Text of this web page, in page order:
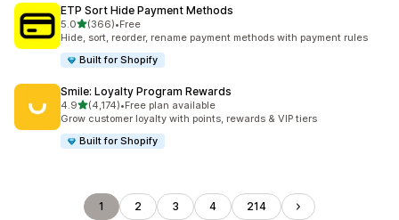
ETP Sort Hide Payment Methods
5.0별 5개 중
(366)
총 리뷰 366개
•Free
Hide, sort, reorder, rename payment methods with payment rules
Built for Shopify
Smile: Loyalty Program Rewards
4.9별 5개 중
(4,174)
총 리뷰 4174개
•Free plan available
Grow customer loyalty with points, rewards & VIP tiers
Built for Shopify
1 2 3 4 214